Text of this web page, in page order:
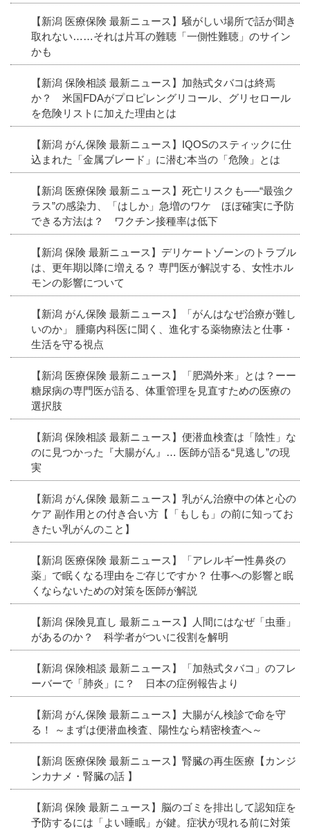
【新潟 医療保険 最新ニュース】騒がしい場所で話が聞き
取れない……それは片耳の難聴「一側性難聴」のサイン
かも
【新潟 保険相談 最新ニュース】加熱式タバコは終焉
か？ 米国FDAがプロピレングリコール、グリセロール
を危険リストに加えた理由とは
【新潟 がん保険 最新ニュース】IQOSのスティックに仕
込まれた「金属ブレード」に潜む本当の「危険」とは
【新潟 医療保険 最新ニュース】死亡リスクも──“最強ク
ラス”の感染力、「はしか」急増のワケ ほぼ確実に予防
できる方法は？ ワクチン接種率は低下
【新潟 保険 最新ニュース】デリケートゾーンのトラブル
は、更年期以降に増える？ 専門医が解説する、女性ホル
モンの影響について
【新潟 がん保険 最新ニュース】「がんはなぜ治療が難し
いのか」 腫瘍内科医に聞く、進化する薬物療法と仕事・
生活を守る視点
【新潟 医療保険 最新ニュース】「肥満外来」とは？ーー
糖尿病の専門医が語る、体重管理を見直すための医療の
選択肢
【新潟 保険相談 最新ニュース】便潜血検査は「陰性」な
のに見つかった『大腸がん』… 医師が語る“見逃し”の現
実
【新潟 がん保険 最新ニュース】乳がん治療中の体と心の
ケア 副作用との付き合い方【「もしも」の前に知ってお
きたい乳がんのこと】
【新潟 医療保険 最新ニュース】「アレルギー性鼻炎の
薬」で眠くなる理由をご存じですか？ 仕事への影響と眠
くならないための対策を医師が解説
【新潟 保険見直し 最新ニュース】人間にはなぜ「虫垂」
があるのか？ 科学者がついに役割を解明
【新潟 保険相談 最新ニュース】「加熱式タバコ」のフレ
ーバーで「肺炎」に？ 日本の症例報告より
【新潟 がん保険 最新ニュース】大腸がん検診で命を守
る！ ～まずは便潜血検査、陽性なら精密検査へ～
【新潟 医療保険 最新ニュース】腎臓の再生医療【カンジ
ンカナメ・腎臓の話 】
【新潟 保険 最新ニュース】脳のゴミを排出して認知症を
予防するには「よい睡眠」が鍵。症状が現れる前に対策